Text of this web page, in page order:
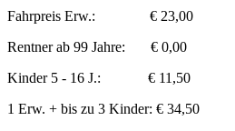
Fahrpreis Erw.: € 23,00
Rentner ab 99 Jahre: € 0,00
Kinder 5 - 16 J.: € 11,50
1 Erw. + bis zu 3 Kinder: € 34,50